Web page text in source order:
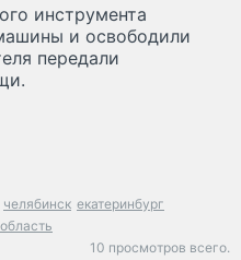
инструмента
и освободили
передали
челябинск екатеринбург
10 просмотров всего.